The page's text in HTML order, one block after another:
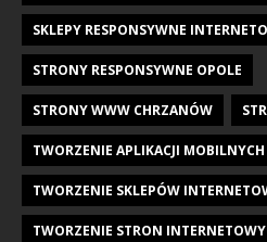
SKLEPY RESPONSYWNE
STRONY RESPONSYWNE OPOLE
STRONY WWW CHRZANÓW
TWORZENIE APLIKACJI MOBILNYCH
TWORZENIE SKLEPÓW
TWORZENIE STRON